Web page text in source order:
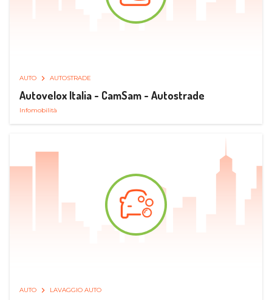
AUTO AUTOSTRADE
Autovelox Italia - CamSam - Autostrade
Infomobilità
AUTO LAVAGGIO AUTO